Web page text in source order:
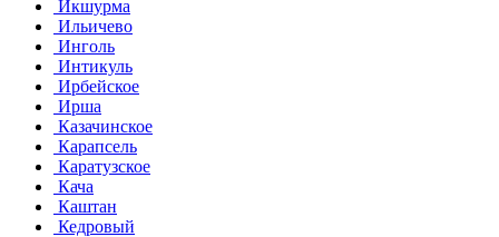
Икшурма
Ильичево
Инголь
Интикуль
Ирбейское
Ирша
Казачинское
Карапсель
Каратузское
Кача
Каштан
Кедровый